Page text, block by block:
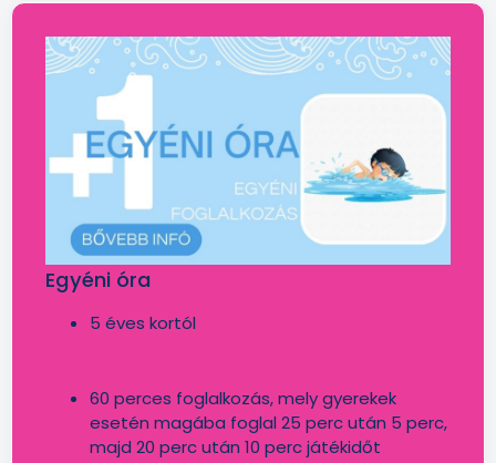
Egyéni óra
5 éves kortól
60 perces foglalkozás, mely gyerekek
esetén magába foglal 25 perc után 5 perc,
majd 20 perc után 10 perc játékidőt